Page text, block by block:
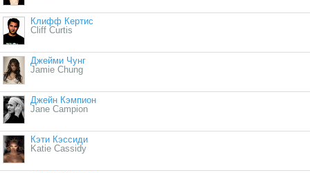
Клифф Кертис
Cliff Curtis
Джейми Чунг
Jamie Chung
Джейн Кэмпион
Jane Campion
Кэти Кэссиди
Katie Cassidy